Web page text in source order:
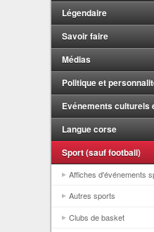
Légendaire
Savoir faire
Médias
Politique et
Evénements culturels
Langue corse
Sport (sauf football)
Affiches d'événements
Autres sports
Clubs de basket